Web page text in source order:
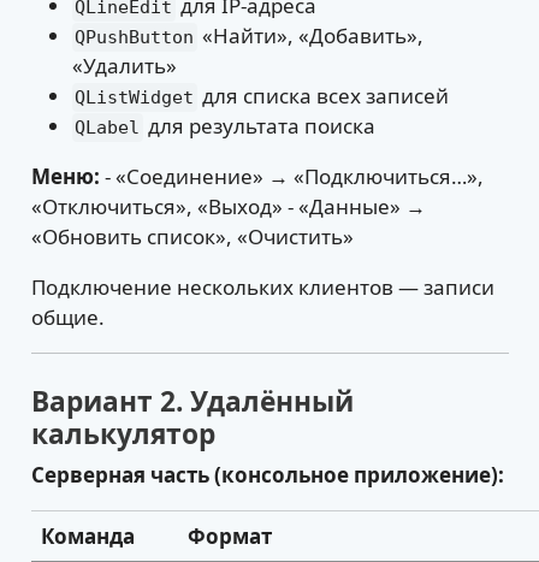
QLineEdit для IP-адреса
QPushButton «Найти», «Добавить»,
«Удалить»
QListWidget для списка всех записей
QLabel для результата поиска
Меню: - «Соединение» → «Подключиться…»,
«Отключиться», «Выход» - «Данные» →
«Обновить список», «Очистить»
Подключение нескольких клиентов — записи
общие.
Вариант 2. Удалённый
калькулятор
Серверная часть (консольное приложение):
Команда Формат